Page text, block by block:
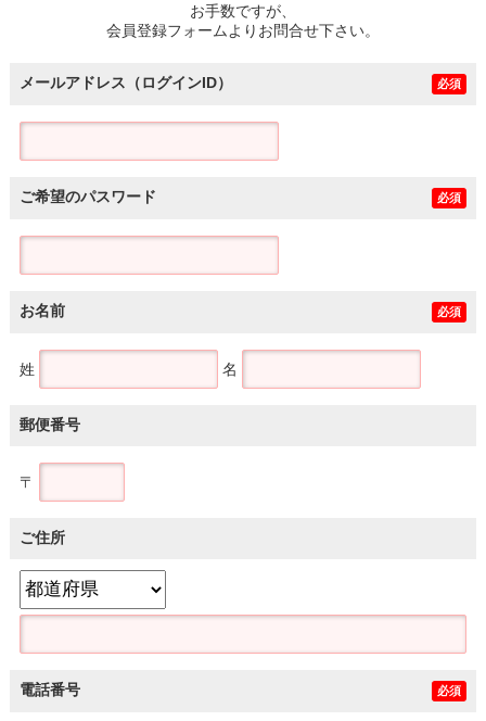
お手数ですが、
会員登録フォームよりお問合せ下さい。
メールアドレス（ログインID） 必須
ご希望のパスワード 必須
お名前 必須
姓 名
郵便番号
〒
ご住所
電話番号 必須